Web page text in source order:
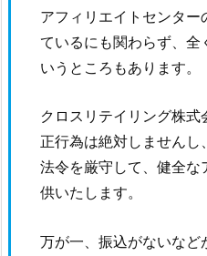
アフィリエイトセンター
ているにも関わらず、全
いうところもあります。
クロスリテイリング株
正行為は絶対しませんし、
法令を厳守して、健全な
供いたします。
万が一、振込がないなど